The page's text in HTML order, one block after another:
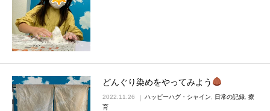
どんぐり染めをやってみよう
2022.11.26 ハッピーハグ・シャイン 日常の記録 療
育